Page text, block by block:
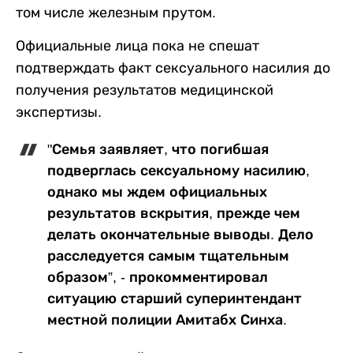
том числе железным прутом.
Официальные лица пока не спешат
подтверждать факт сексуального насилия до
получения результатов медицинской
экспертизы.
"Семья заявляет, что погибшая
подверглась сексуальному насилию,
однако мы ждем официальных
результатов вскрытия, прежде чем
делать окончательные выводы. Дело
расследуется самым тщательным
образом”, - прокомментировал
ситуацию старший суперинтендант
местной полиции Амитабх Синха.